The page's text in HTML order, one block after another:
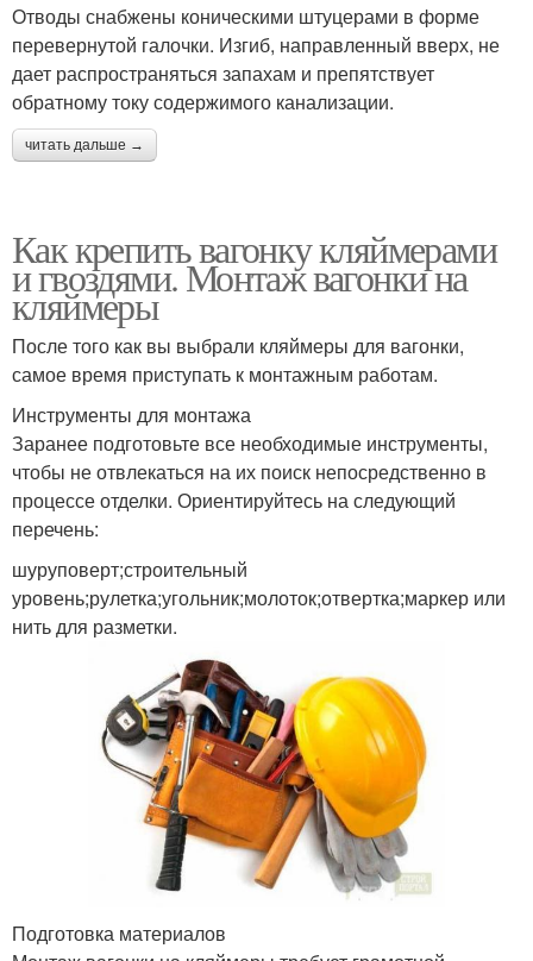
Отводы снабжены коническими штуцерами в форме
перевернутой галочки. Изгиб, направленный вверх, не
дает распространяться запахам и препятствует
обратному току содержимого канализации.
читать дальше →
Как крепить вагонку кляймерами
и гвоздями. Монтаж вагонки на
кляймеры
После того как вы выбрали кляймеры для вагонки,
самое время приступать к монтажным работам.
Инструменты для монтажа
Заранее подготовьте все необходимые инструменты,
чтобы не отвлекаться на их поиск непосредственно в
процессе отделки. Ориентируйтесь на следующий
перечень:
шуруповерт;строительный
уровень;рулетка;угольник;молоток;отвертка;маркер или
нить для разметки.
Подготовка материалов